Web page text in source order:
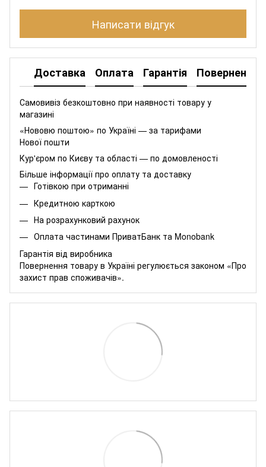
Написати відгук
Доставка Оплата Гарантія Повернення
Самовивіз безкоштовно при наявності товару у
магазині
«Нововю поштою» по Україні — за тарифами
Нової пошти
Кур'єром по Києву та області — по домовленості
Більше інформації про оплату та доставку
Готівкою при отриманні
Кредитною карткою
На розрахунковий рахунок
Оплата частинами ПриватБанк та Monobank
Гарантія від виробника
Повернення товару в Україні регулюється законом «Про
захист прав споживачів».